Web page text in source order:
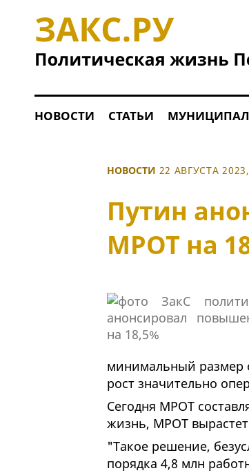
НОВОСТИ СТАТЬИ МУНИЦИПАЛ
НОВОСТИ 22 АВГУСТА
Путин
МРОТ на
минимальный размер
рост значительно
Сегодня МРОТ
жизнь, МРОТ вырастет
"Такое решение,
порядка 4,8 млн